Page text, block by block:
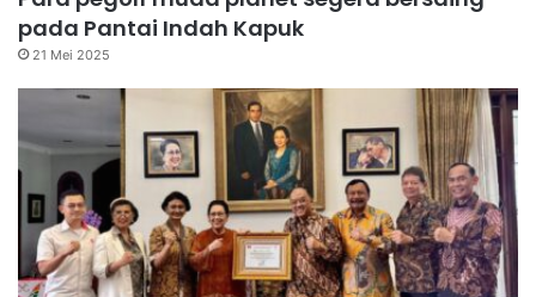
pada Pantai Indah Kapuk
21 Mei 2025